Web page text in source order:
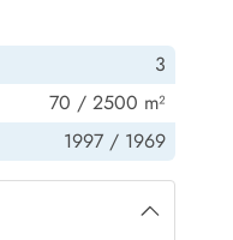
3
70 / 2500 m²
1997 / 1969